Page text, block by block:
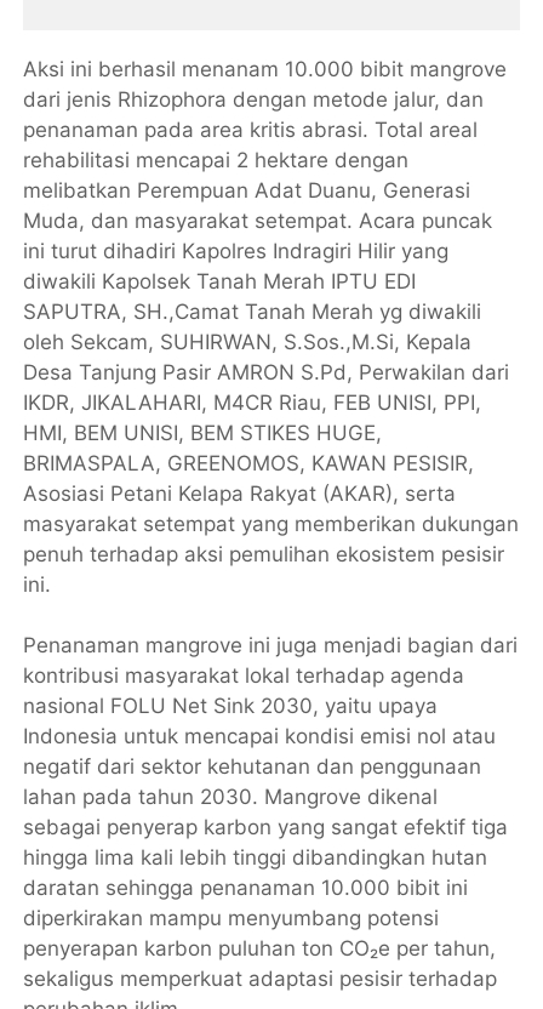
Aksi ini berhasil menanam 10.000 bibit mangrove
dari jenis Rhizophora dengan metode jalur, dan
penanaman pada area kritis abrasi. Total areal
rehabilitasi mencapai 2 hektare dengan
melibatkan Perempuan Adat Duanu, Generasi
Muda, dan masyarakat setempat. Acara puncak
ini turut dihadiri Kapolres Indragiri Hilir yang
diwakili Kapolsek Tanah Merah IPTU EDI
SAPUTRA, SH.,Camat Tanah Merah yg diwakili
oleh Sekcam, SUHIRWAN, S.Sos.,M.Si, Kepala
Desa Tanjung Pasir AMRON S.Pd, Perwakilan dari
IKDR, JIKALAHARI, M4CR Riau, FEB UNISI, PPI,
HMI, BEM UNISI, BEM STIKES HUGE,
BRIMASPALA, GREENOMOS, KAWAN PESISIR,
Asosiasi Petani Kelapa Rakyat (AKAR), serta
masyarakat setempat yang memberikan dukungan
penuh terhadap aksi pemulihan ekosistem pesisir
ini.
Penanaman mangrove ini juga menjadi bagian dari
kontribusi masyarakat lokal terhadap agenda
nasional FOLU Net Sink 2030, yaitu upaya
Indonesia untuk mencapai kondisi emisi nol atau
negatif dari sektor kehutanan dan penggunaan
lahan pada tahun 2030. Mangrove dikenal
sebagai penyerap karbon yang sangat efektif tiga
hingga lima kali lebih tinggi dibandingkan hutan
daratan sehingga penanaman 10.000 bibit ini
diperkirakan mampu menyumbang potensi
penyerapan karbon puluhan ton CO₂e per tahun,
sekaligus memperkuat adaptasi pesisir terhadap